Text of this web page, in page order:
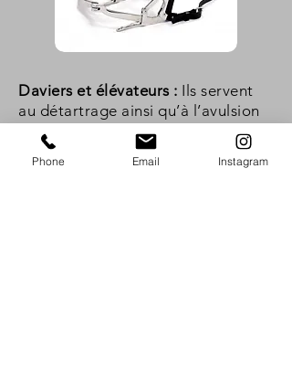
Daviers et élévateurs : Ils servent
au détartrage ainsi qu’à l’avulsion
des dents de loups.
Phone Email Instagram